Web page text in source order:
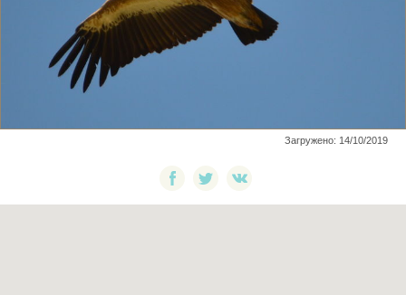
Загружено: 14/10/2019